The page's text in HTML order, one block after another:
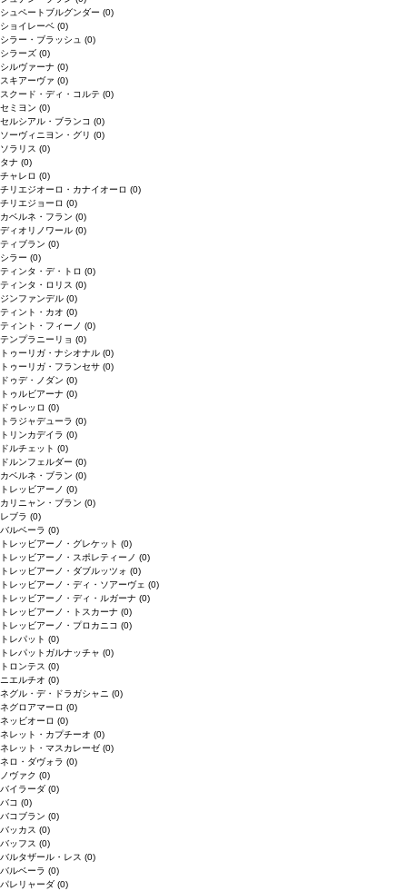
シュペートブルグンダー (0)
ショイレーベ (0)
シラー・ブラッシュ (0)
シラーズ (0)
シルヴァーナ (0)
スキアーヴァ (0)
スクード・ディ・コルテ (0)
セミヨン (0)
セルシアル・ブランコ (0)
ソーヴィニヨン・グリ (0)
ソラリス (0)
タナ (0)
チャレロ (0)
チリエジオーロ・カナイオーロ (0)
チリエジョーロ (0)
カベルネ・フラン (0)
ディオリノワール (0)
ティブラン (0)
シラー (0)
ティンタ・デ・トロ (0)
ティンタ・ロリス (0)
ジンファンデル (0)
ティント・カオ (0)
ティント・フィーノ (0)
テンプラニーリョ (0)
トゥーリガ・ナシオナル (0)
トゥーリガ・フランセサ (0)
ドゥデ・ノダン (0)
トゥルビアーナ (0)
ドゥレッロ (0)
トラジャデューラ (0)
トリンカデイラ (0)
ドルチェット (0)
ドルンフェルダー (0)
カベルネ・ブラン (0)
トレッビアーノ (0)
カリニャン・ブラン (0)
レブラ (0)
バルベーラ (0)
トレッビアーノ・グレケット (0)
トレッビアーノ・スポレティーノ (0)
トレッビアーノ・ダブルッツォ (0)
トレッビアーノ・ディ・ソアーヴェ (0)
トレッビアーノ・ディ・ルガーナ (0)
トレッビアーノ・トスカーナ (0)
トレッビアーノ・プロカニコ (0)
トレパット (0)
トレパットガルナッチャ (0)
トロンテス (0)
ニエルチオ (0)
ネグル・デ・ドラガシャニ (0)
ネグロアマーロ (0)
ネッビオーロ (0)
ネレット・カプチーオ (0)
ネレット・マスカレーゼ (0)
ネロ・ダヴォラ (0)
ノヴァク (0)
バイラーダ (0)
バコ (0)
バコブラン (0)
バッカス (0)
バッフス (0)
バルタザール・レス (0)
バルベーラ (0)
パレリャーダ (0)